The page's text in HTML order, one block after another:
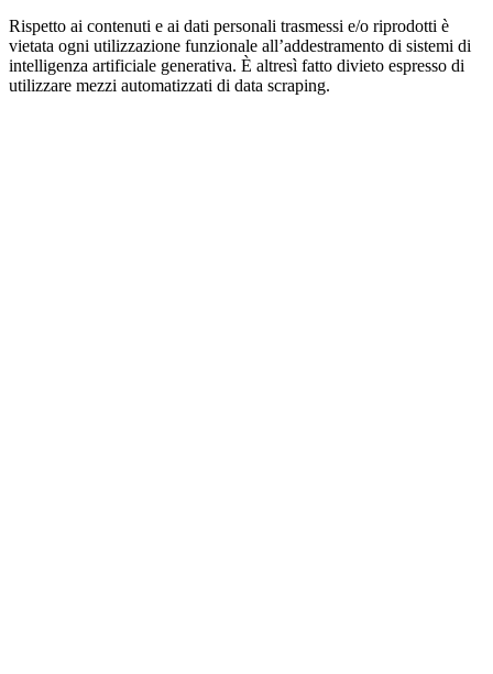
Rispetto ai contenuti e ai dati personali trasmessi e/o riprodotti è
vietata ogni utilizzazione funzionale all’addestramento di sistemi di
intelligenza artificiale generativa. È altresì fatto divieto espresso di
utilizzare mezzi automatizzati di data scraping.